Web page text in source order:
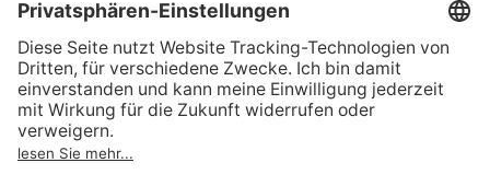
AGB
Informationen nach Data
Act
Verträge hier kündigen
Impressum